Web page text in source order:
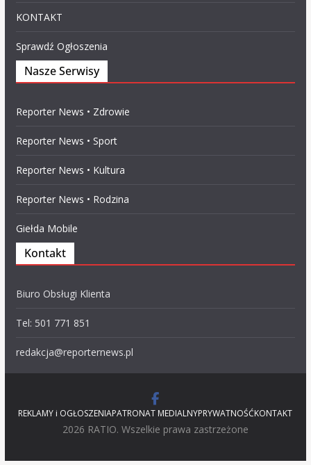
KONTAKT
Sprawdź Ogłoszenia
Nasze Serwisy
Reporter News • Zdrowie
Reporter News • Sport
Reporter News • Kultura
Reporter News • Rodzina
Giełda Mobile
Kontakt
Biuro Obsługi Klienta
Tel: 501 771 851
redakcja@reporternews.pl
REKLAMY i OGŁOSZENIAPATRONAT MEDIALNYPRYWATNOŚĆKONTAKT
2026 RATIO. Wszelkie prawa zastrzeżone